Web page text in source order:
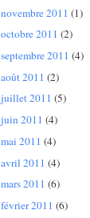
novembre 2011 (1)
octobre 2011 (2)
septembre 2011 (4)
août 2011 (2)
juillet 2011 (5)
juin 2011 (4)
mai 2011 (4)
avril 2011 (4)
mars 2011 (6)
février 2011 (6)